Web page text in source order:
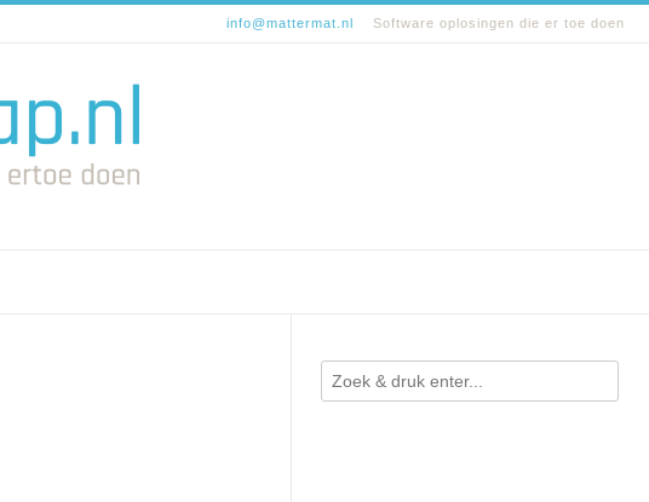
info@mattermat.nl Software oplosingen die er toe doen